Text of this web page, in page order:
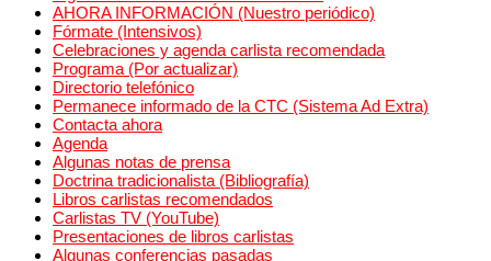
AHORA INFORMACIÓN (Nuestro periódico)
Fórmate (Intensivos)
Celebraciones y agenda carlista recomendada
Programa (Por actualizar)
Directorio telefónico
Permanece informado de la CTC (Sistema Ad Extra)
Contacta ahora
Agenda
Algunas notas de prensa
Doctrina tradicionalista (Bibliografía)
Libros carlistas recomendados
Carlistas TV (YouTube)
Presentaciones de libros carlistas
Algunas conferencias pasadas